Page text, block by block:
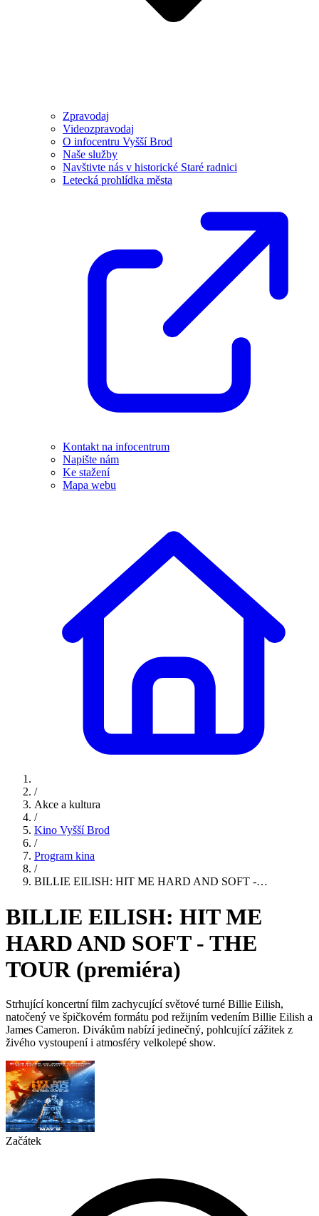
Zpravodaj
Videozpravodaj
O infocentru Vyšší Brod
Naše služby
Navštivte nás v historické Staré radnici
Letecká prohlídka města
Kontakt na infocentrum
Napište nám
Ke stažení
Mapa webu
/
Akce a kultura
/
Kino Vyšší Brod
/
Program kina
/
BILLIE EILISH: HIT ME HARD AND SOFT -…
BILLIE EILISH: HIT ME
HARD AND SOFT - THE
TOUR (premiéra)
Strhující koncertní film zachycující světové turné Billie Eilish,
natočený ve špičkovém formátu pod režijním vedením Billie Eilish a
James Cameron. Divákům nabízí jedinečný, pohlcující zážitek z
živého vystoupení i atmosféry velkolepé show.
Začátek